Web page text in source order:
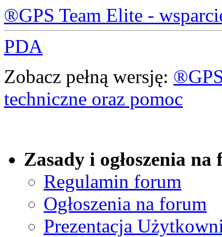
®GPS Team Elite -
PDA
Zobacz pełną wersję:
techniczne oraz pomoc
Zasady i ogłoszenia na
Regulamin forum
Ogłoszenia na forum
Prezentacja